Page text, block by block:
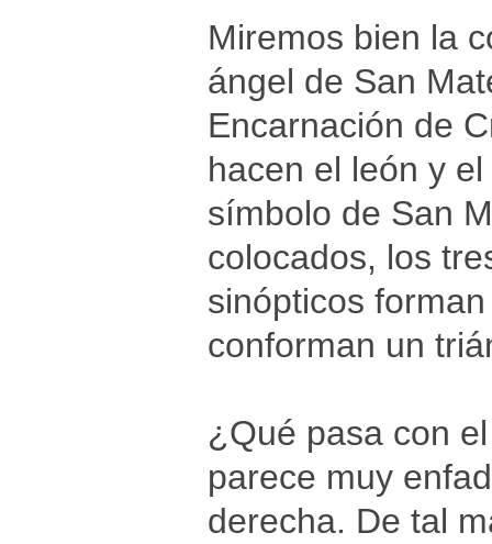
Miremos bien la
ángel de San
Encarnación de
hacen el león y
símbolo de San
colocados, los
sinópticos
conforman un
¿Qué pasa con
parece muy
derecha. De tal